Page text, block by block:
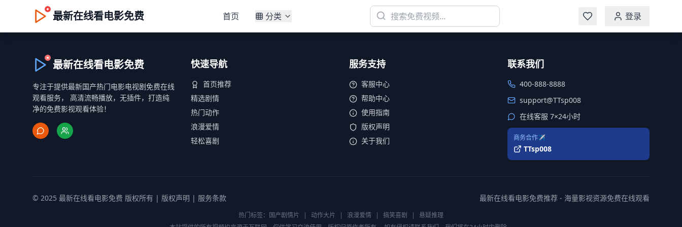
最新在线看电影免费 首页 分类 登录
最新在线看电影免费
专注于提供最新国产热门电影电视剧免费在线
观看服务， 高清流畅播放，无插件，打造纯
净的免费影视观看体验！
快速导航
首页推荐
精选剧情
热门动作
浪漫爱情
轻松喜剧
服务支持
客服中心
帮助中心
使用指南
版权声明
关于我们
联系我们
400-888-8888
support@TTsp008
在线客服 7×24小时
商务合作✈️
TTsp008
© 2025 最新在线看电影免费 版权所有 | 版权声明 | 服务条款 最新在线看电影免费推荐 - 海量影视资源免费在线观看
热门标签： 国产剧情片 | 动作大片 | 浪漫爱情 | 搞笑喜剧 |
悬疑推理